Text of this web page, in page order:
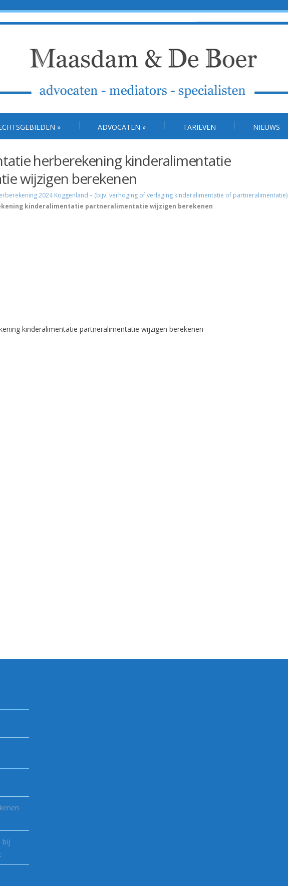
» ADVOCATEN » TARIEVEN NIEUWS
herberekening kinderalimentatie
wijzigen berekenen
2024 Koggenland – (bijv. verhoging of verlaging kinderalimentatie of partneralimentatie)
kinderalimentatie partneralimentatie wijzigen berekenen
kinderalimentatie partneralimentatie wijzigen berekenen
bij